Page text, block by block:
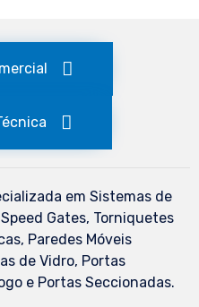
em Sistemas de
Gates, Torniquetes
Paredes Móveis
de Vidro, Portas
e Portas Seccionadas.